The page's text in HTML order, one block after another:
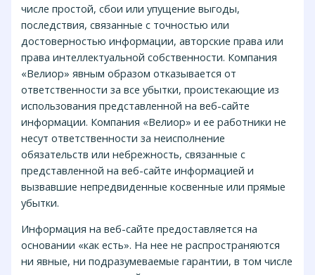
числе простой, сбои или упущение выгоды,
последствия, связанные с точностью или
достоверностью информации, авторские права или
права интеллектуальной собственности. Компания
«Велиор» явным образом отказывается от
ответственности за все убытки, проистекающие из
использования представленной на веб-сайте
информации. Компания «Велиор» и ее работники не
несут ответственности за неисполнение
обязательств или небрежность, связанные с
представленной на веб-сайте информацией и
вызвавшие непредвиденные косвенные или прямые
убытки.
Информация на веб-сайте предоставляется на
основании «как есть». На нее не распространяются
ни явные, ни подразумеваемые гарантии, в том числе